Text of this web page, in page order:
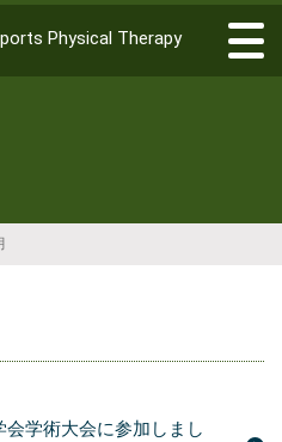
Physical Therapy
学術大会に参加しまし